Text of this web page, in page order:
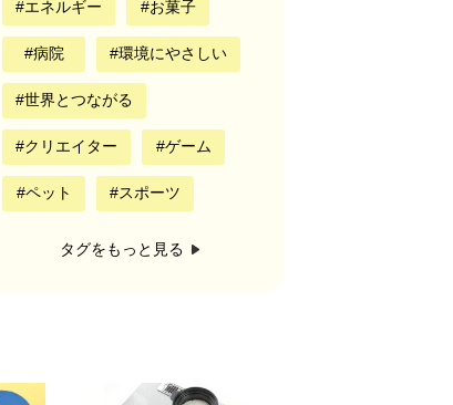
エネルギー お菓子
病院 環境にやさしい
世界とつながる
クリエイター ゲーム
ペット スポーツ
タグをもっと見る